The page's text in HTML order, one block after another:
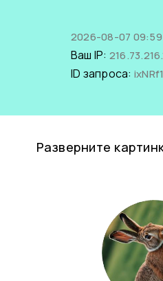
2026-08-07
Ваш IP:
ID запроса:
Разверните